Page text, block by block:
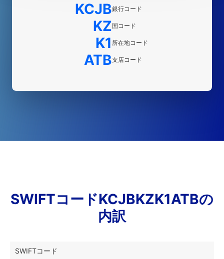
KCJB銀行コード
KZ国コード
K1 所在地コード
ATB支店コード
SWIFTコードKCJBKZK1ATBの
内訳
SWIFTコード